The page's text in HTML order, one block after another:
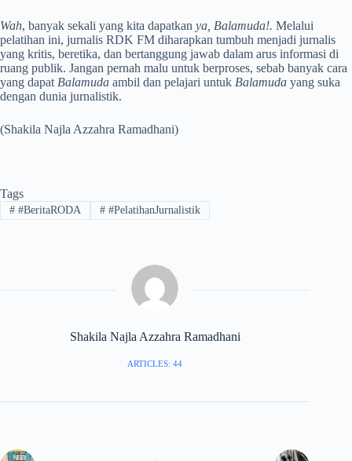
Wah, banyak sekali yang kita dapatkan ya, Balamuda!. Melalui
pelatihan ini, jurnalis RDK FM diharapkan tumbuh menjadi jurnalis
yang kritis, beretika, dan bertanggung jawab dalam arus informasi di
ruang publik. Jangan pernah malu untuk berproses, sebab banyak cara
yang dapat Balamuda ambil dan pelajari untuk Balamuda yang suka
dengan dunia jurnalistik.
(Shakila Najla Azzahra Ramadhani)
Tags
##BeritaRODA ##PelatihanJurnalistik
Shakila Najla Azzahra Ramadhani
ARTICLES: 44